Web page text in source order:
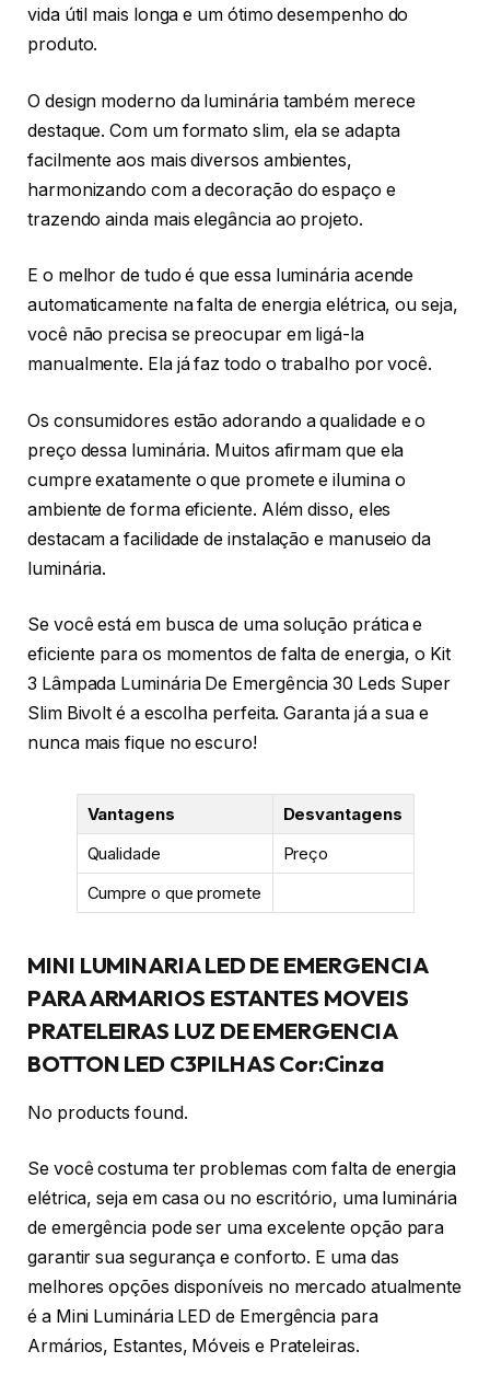
vida útil mais longa e um ótimo desempenho do
produto.
O design moderno da luminária também merece
destaque. Com um formato slim, ela se adapta
facilmente aos mais diversos ambientes,
harmonizando com a decoração do espaço e
trazendo ainda mais elegância ao projeto.
E o melhor de tudo é que essa luminária acende
automaticamente na falta de energia elétrica, ou seja,
você não precisa se preocupar em ligá-la
manualmente. Ela já faz todo o trabalho por você.
Os consumidores estão adorando a qualidade e o
preço dessa luminária. Muitos afirmam que ela
cumpre exatamente o que promete e ilumina o
ambiente de forma eficiente. Além disso, eles
destacam a facilidade de instalação e manuseio da
luminária.
Se você está em busca de uma solução prática e
eficiente para os momentos de falta de energia, o Kit
3 Lâmpada Luminária De Emergência 30 Leds Super
Slim Bivolt é a escolha perfeita. Garanta já a sua e
nunca mais fique no escuro!
Vantagens
Desvantagens
Qualidade
Preço
Cumpre o que promete
MINI LUMINARIA LED DE EMERGENCIA
PARA ARMARIOS ESTANTES MOVEIS
PRATELEIRAS LUZ DE EMERGENCIA
BOTTON LED C3PILHAS Cor:Cinza
No products found.
Se você costuma ter problemas com falta de energia
elétrica, seja em casa ou no escritório, uma luminária
de emergência pode ser uma excelente opção para
garantir sua segurança e conforto. E uma das
melhores opções disponíveis no mercado atualmente
é a Mini Luminária LED de Emergência para
Armários, Estantes, Móveis e Prateleiras.